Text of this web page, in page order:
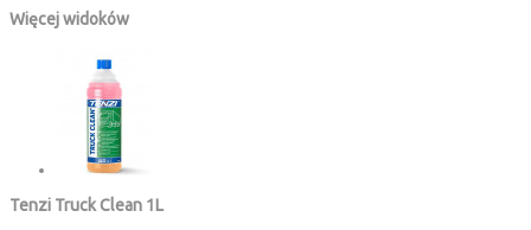
Więcej widoków
Tenzi Truck Clean 1L